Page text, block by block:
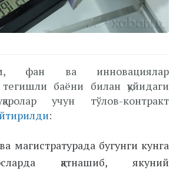
фан ва инновациялар
баёни билан қуйидаги
учун тўлов-контракт
:
магистратурада бугунги кунга
қатнашиб, якуний